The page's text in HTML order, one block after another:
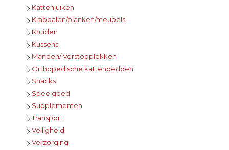
Kattenluiken
Krabpalen/planken/meubels
Kruiden
Kussens
Manden/ Verstopplekken
Orthopedische kattenbedden
Snacks
Speelgoed
Supplementen
Transport
Veiligheid
Verzorging